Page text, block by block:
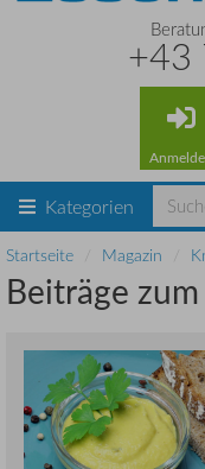
+43
Kategorien
Startseite Magazin
Beiträge